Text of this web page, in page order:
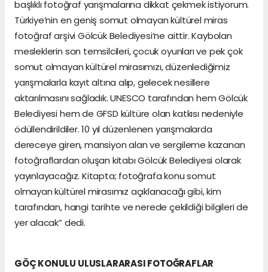
başlıklı fotoğraf yarışmalarına dikkat çekmek istiyorum.
Türkiye’nin en geniş somut olmayan kültürel miras
fotoğraf arşivi Gölcük Belediyesi’ne aittir. Kaybolan
mesleklerin son temsilcileri, çocuk oyunları ve pek çok
somut olmayan kültürel mirasımızı, düzenlediğimiz
yarışmalarla kayıt altına alıp, gelecek nesillere
aktarılmasını sağladık. UNESCO tarafından hem Gölcük
Belediyesi hem de GFSD kültüre olan katkısı nedeniyle
ödüllendirildiler. 10 yıl düzenlenen yarışmalarda
dereceye giren, mansiyon alan ve sergileme kazanan
fotoğraflardan oluşan kitabı Gölcük Belediyesi olarak
yayınlayacağız. Kitapta; fotoğrafa konu somut
olmayan kültürel mirasımız açıklanacağı gibi, kim
tarafından, hangi tarihte ve nerede çekildiği bilgileri de
yer alacak” dedi.
GÖÇ KONULU ULUSLARARASI FOTOĞRAFLAR